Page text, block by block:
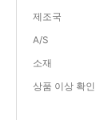
제조국
A/S
소재
상품 이상 확인